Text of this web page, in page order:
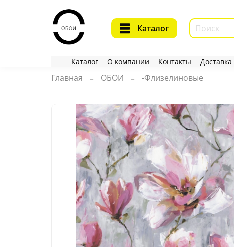
Каталог
Каталог О компании Контакты Доставка
Главная ОБОИ -Флизелиновые